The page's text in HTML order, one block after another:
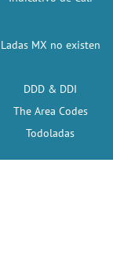
Ladas MX no existen
DDD & DDI
The Area Codes
Todoladas